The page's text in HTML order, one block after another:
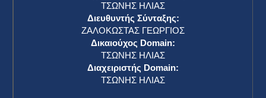
ΤΣΩΝΗΣ ΗΛΙΑΣ
Διευθυντής Σύνταξης:
ΖΑΛΟΚΩΣΤΑΣ ΓΕΩΡΓΙΟΣ
Δικαιούχος Domain:
ΤΣΩΝΗΣ ΗΛΙΑΣ
Διαχειριστής Domain:
ΤΣΩΝΗΣ ΗΛΙΑΣ